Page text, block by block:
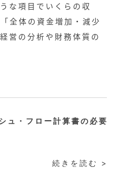
な項目でいくらの収
全体の資金増加・減少
営の分析や財務体質の
ュ・フロー計算書の必要
続きを読む >